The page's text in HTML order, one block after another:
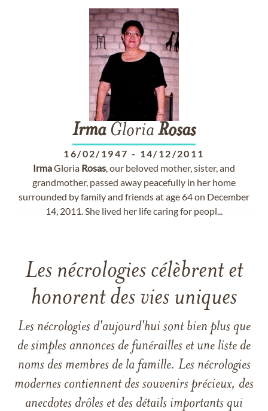
IrmaGloria Rosas
16/02/1947 - 14/12/2011
IrmaGloria Rosas, our beloved mother, sister, and
grandmother, passed away peacefully in her home
surrounded by family and friends at age 64 on December
14, 2011. She lived her life caring for peopl...
Les nécrologies célèbrent et
honorent des vies uniques
Les nécrologies d'aujourd'hui sont bien plus que
de simples annonces de funérailles et une liste de
noms des membres de la famille. Les nécrologies
modernes contiennent des souvenirs précieux, des
anecdotes drôles et des détails importants qui